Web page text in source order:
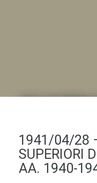
1941/04/28
SUPERIORI
AA. 1940-